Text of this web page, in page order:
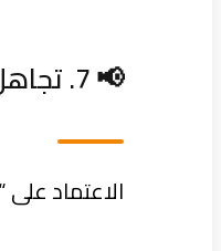
📢 7. تجاهل التسويق
الاعتماد